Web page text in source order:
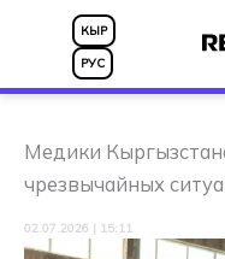
Перейти
содержимому
КЫР
РУС
Медики
чрезвычайных
02.07.2026 | 15:11